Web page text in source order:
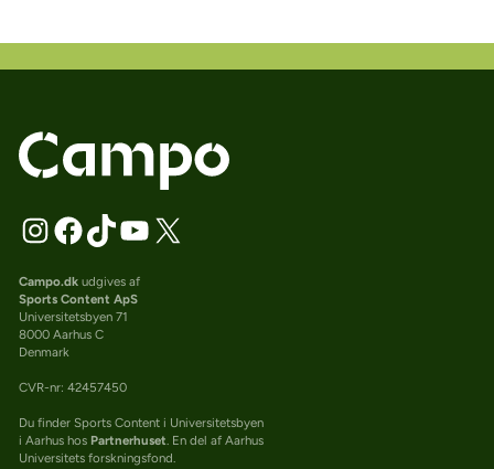
Campo.dkudgives af
Sports Content ApS
Universitetsbyen 71
8000 Aarhus C
Denmark
CVR-nr: 42457450
Du finder Sports Content i Universitetsbyen
i Aarhus hos Partnerhuset. En del af Aarhus
Universitets forskningsfond.